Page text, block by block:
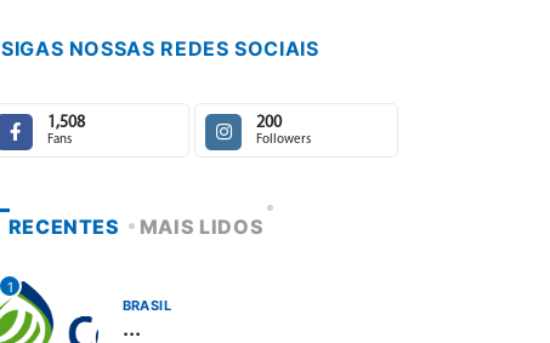
SIGAS NOSSAS REDES SOCIAIS
1,508
Fans
200
Followers
RECENTES MAIS LIDOS
1
BRASIL
...